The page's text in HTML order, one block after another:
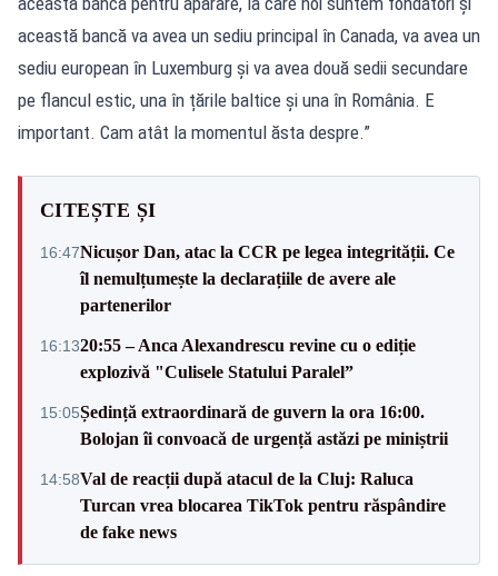
această bancă va avea un sediu principal în Canada, va avea un
sediu european în Luxemburg și va avea două sedii secundare
pe flancul estic, una în țările baltice și una în România. E
important. Cam atât la momentul ăsta despre.”
CITEȘTE ȘI
16:47Nicușor Dan, atac la CCR pe legea integrității. Ce
îl nemulțumește la declarațiile de avere ale
partenerilor
16:1320:55 – Anca Alexandrescu revine cu o ediție
explozivă "Culisele Statului Paralel”
15:05Ședință extraordinară de guvern la ora 16:00.
Bolojan îi convoacă de urgență astăzi pe miniștrii
14:58Val de reacții după atacul de la Cluj: Raluca
Turcan vrea blocarea TikTok pentru răspândire
de fake news